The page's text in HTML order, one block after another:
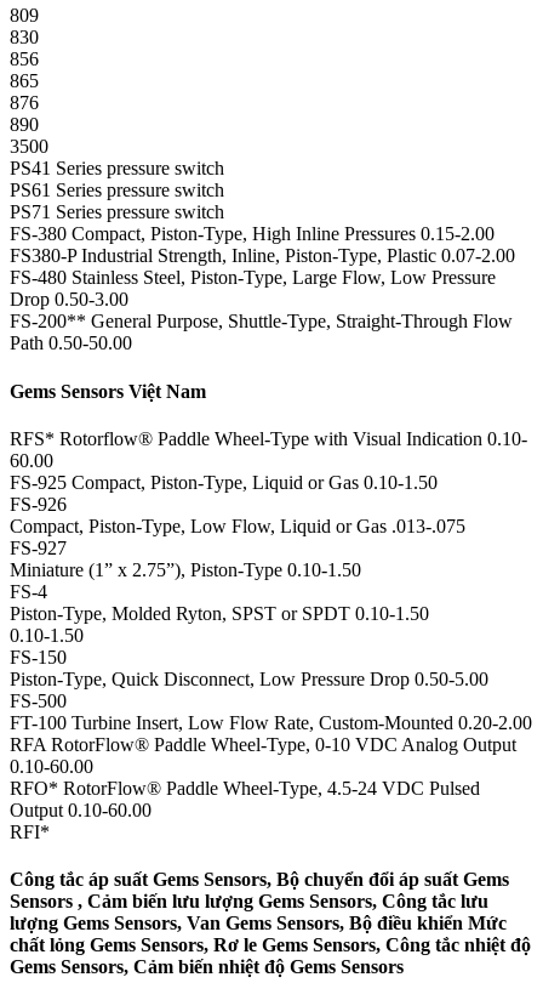
809
830
856
865
876
890
3500
PS41 Series pressure switch
PS61 Series pressure switch
PS71 Series pressure switch
FS-380 Compact, Piston-Type, High Inline Pressures 0.15-2.00
FS380-P Industrial Strength, Inline, Piston-Type, Plastic 0.07-2.00
FS-480 Stainless Steel, Piston-Type, Large Flow, Low Pressure
Drop 0.50-3.00
FS-200** General Purpose, Shuttle-Type, Straight-Through Flow
Path 0.50-50.00
Gems Sensors Việt Nam
RFS* Rotorflow® Paddle Wheel-Type with Visual Indication 0.10-
60.00
FS-925 Compact, Piston-Type, Liquid or Gas 0.10-1.50
FS-926
Compact, Piston-Type, Low Flow, Liquid or Gas .013-.075
FS-927
Miniature (1” x 2.75”), Piston-Type 0.10-1.50
FS-4
Piston-Type, Molded Ryton, SPST or SPDT 0.10-1.50
0.10-1.50
FS-150
Piston-Type, Quick Disconnect, Low Pressure Drop 0.50-5.00
FS-500
FT-100 Turbine Insert, Low Flow Rate, Custom-Mounted 0.20-2.00
RFA RotorFlow® Paddle Wheel-Type, 0-10 VDC Analog Output
0.10-60.00
RFO* RotorFlow® Paddle Wheel-Type, 4.5-24 VDC Pulsed
Output 0.10-60.00
RFI*
Công tắc áp suất Gems Sensors, Bộ chuyển đổi áp suất Gems
Sensors , Cảm biến lưu lượng Gems Sensors, Công tắc lưu
lượng Gems Sensors, Van Gems Sensors, Bộ điều khiển Mức
chất lỏng Gems Sensors, Rơ le Gems Sensors, Công tắc nhiệt độ
Gems Sensors, Cảm biến nhiệt độ Gems Sensors